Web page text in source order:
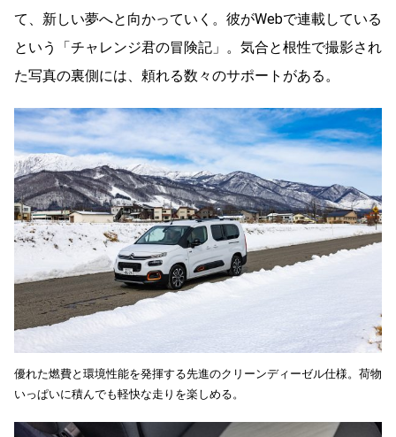
て、新しい夢へと向かっていく。彼がWebで連載している
という「チャレンジ君の冒険記」。気合と根性で撮影され
た写真の裏側には、頼れる数々のサポートがある。
優れた燃費と環境性能を発揮する先進のクリーンディーゼル仕様。荷物
いっぱいに積んでも軽快な走りを楽しめる。